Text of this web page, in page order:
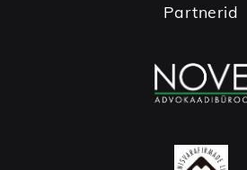
Partnerid